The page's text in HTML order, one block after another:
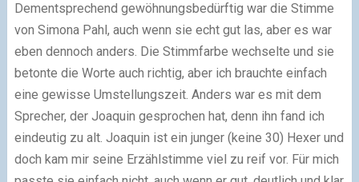
Dementsprechend gewöhnungsbedürftig war die Stimme
von Simona Pahl, auch wenn sie echt gut las, aber es war
eben dennoch anders. Die Stimmfarbe wechselte und sie
betonte die Worte auch richtig, aber ich brauchte einfach
eine gewisse Umstellungszeit. Anders war es mit dem
Sprecher, der Joaquin gesprochen hat, denn ihn fand ich
eindeutig zu alt. Joaquin ist ein junger (keine 30) Hexer und
doch kam mir seine Erzählstimme viel zu reif vor. Für mich